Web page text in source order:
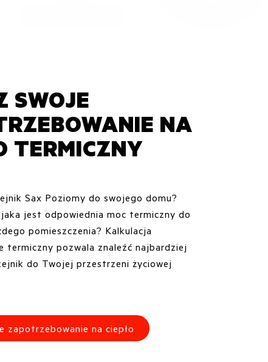
SWOJE
NA
TERMICZNY
Sax Poziomy do swojego domu?
jest odpowiednia moc termiczny do
pomieszczenia? Kalkulacja
termiczny pozwala znaleźć najbardziej
do Twojej przestrzeni życiowej
zapotrzebowanie na ciepło